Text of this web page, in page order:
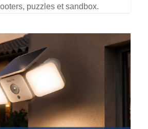
puzzles et sandbox.